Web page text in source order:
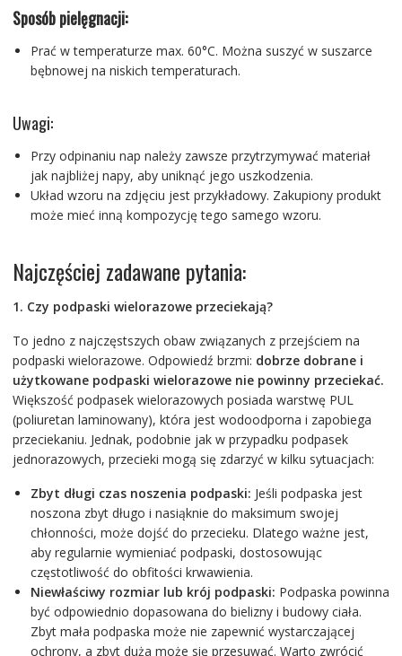
Sposób pielęgnacji:
Prać w temperaturze max. 60°C. Można suszyć w suszarce
bębnowej na niskich temperaturach.
Uwagi:
Przy odpinaniu nap należy zawsze przytrzymywać materiał
jak najbliżej napy, aby uniknąć jego uszkodzenia.
Układ wzoru na zdjęciu jest przykładowy. Zakupiony produkt
może mieć inną kompozycję tego samego wzoru.
Najczęściej zadawane pytania:
1. Czy podpaski wielorazowe przeciekają?
To jedno z najczęstszych obaw związanych z przejściem na
podpaski wielorazowe. Odpowiedź brzmi: dobrze dobrane i
użytkowane podpaski wielorazowe nie powinny przeciekać.
Większość podpasek wielorazowych posiada warstwę PUL
(poliuretan laminowany), która jest wodoodporna i zapobiega
przeciekaniu. Jednak, podobnie jak w przypadku podpasek
jednorazowych, przecieki mogą się zdarzyć w kilku sytuacjach:
Zbyt długi czas noszenia podpaski: Jeśli podpaska jest
noszona zbyt długo i nasiąknie do maksimum swojej
chłonności, może dojść do przecieku. Dlatego ważne jest,
aby regularnie wymieniać podpaski, dostosowując
częstotliwość do obfitości krwawienia.
Niewłaściwy rozmiar lub krój podpaski: Podpaska powinna
być odpowiednio dopasowana do bielizny i budowy ciała.
Zbyt mała podpaska może nie zapewnić wystarczającej
ochrony, a zbyt duża może się przesuwać. Warto zwrócić